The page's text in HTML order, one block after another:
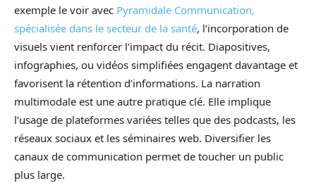
exemple le voir avec Pyramidale Communication,
spécialisée dans le secteur de la santé, l’incorporation de
visuels vient renforcer l’impact du récit. Diapositives,
infographies, ou vidéos simplifiées engagent davantage et
favorisent la rétention d’informations. La narration
multimodale est une autre pratique clé. Elle implique
l’usage de plateformes variées telles que des podcasts, les
réseaux sociaux et les séminaires web. Diversifier les
canaux de communication permet de toucher un public
plus large.